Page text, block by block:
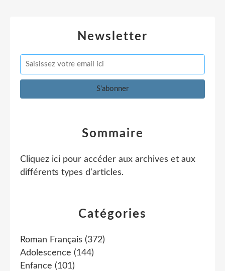
Newsletter
Catégories
Roman Français (372)
Adolescence (144)
Enfance (101)
Sommaire
Cliquez ici pour accéder aux archives et aux
différents types d'articles.